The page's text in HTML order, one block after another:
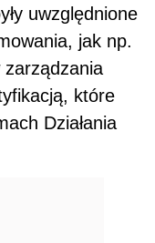
uwzględnione
jak np.
które
Działania